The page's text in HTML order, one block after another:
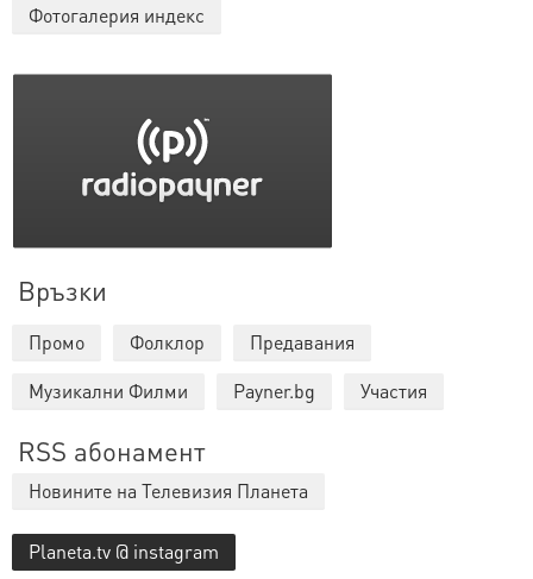
Фотогалерия индекс
Връзки
Промо Фолклор
Предавания
Музикални Филми
Payner.bg Участия
RSS абонамент
Новините на Телевизия Планета
Planeta.tv @ instagram